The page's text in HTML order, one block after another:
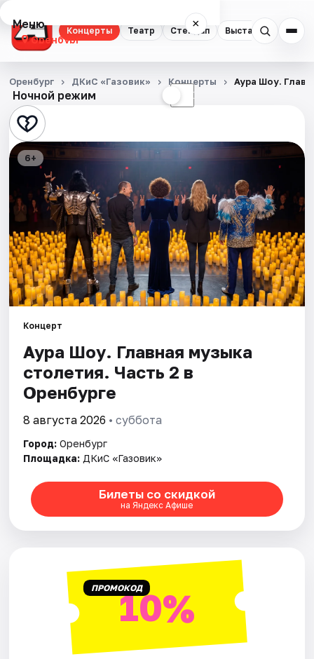
Концерты Театр Стендап Выставки
Меню ×
Оренбург
Концерты
Театр
Стендап
Выставки
Квесты
Экскурсии
Спорт
События
Города
Площадки
Артисты
Рейтинги
Ночной режим ☾
Оренбург ДКиС «Газовик» Концерты Аура Шоу.
6+
Концерт
Аура Шоу. Главная музыка
столетия. Часть 2 в
Оренбурге
8 августа 2026 • суббота
Город: Оренбург
Площадка: ДКиС «Газовик»
Билеты со скидкой
на Яндекс Афише
ПРОМОКОД10%